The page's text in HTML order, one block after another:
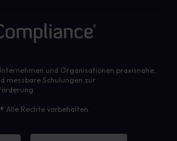
und Organisationen praxisnahe,
messbare Schulungen zur
Alle Rechte vorbehalten.